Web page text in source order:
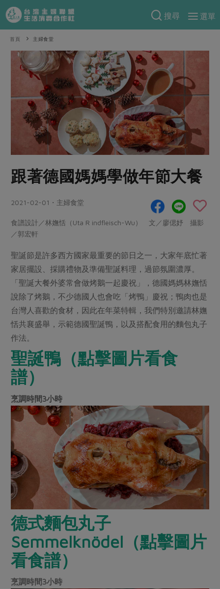
搜尋
選單
產品分類
當季蔬果
一籃菜 當令水果
蕈菇類
辛香料類
奶蛋豆・五穀
蛋 乳製品
豆製品 米麵雜糧
肉品・水產
畜產肉類 水產
水畜加工品
調理食材・點心
調味醬料/南北貨 烘焙
休閒零嘴 沖泡飲品
保健食品
居家好物
美妝保養
家庭清潔
日用品 圖書禮品
防災用品
最新產品
優惠專區
素食專區
樂齡友善
食譜料理
米食
麵食
海鮮
常備菜
蛋料理
烘焙．點心
湯品．鍋物
漬物
涼拌沙拉
主題食譜
異國料理
年菜食譜
節慶大餐
高麗菜海鮮煎餅
特別企畫
預購活動
把最好的台灣味帶回家！
防災用品預購圓滿結束
更多預購活動
合作25-經典快閃最後一週
合作25-精選產品第四彈
合作25-精選產品第三彈
更多當季產品
議題活動
主婦聯盟X樂齡網特約優惠案
30%rPET紅烏龍茶
2024農業發展計畫年度報告
把最好的台灣味帶回家！
綠主張
觀點文章
主婦食堂 一籃菜真心話
社內大小事 合作聯合國
樂齡生活
廚房瑜伽
關注議題
減硝酸鹽 惜食
非基改運動 支持本土農糧
廢核運動 能源議題
減添加物 減塑減廢
公益金
更多議題
生活者e週報
綠主張月刊
典藏閱覽室
關於合作社
關於我們
自主把關
檢驗報告
硝酸鹽檢驗
社員權益
合作社法規
社務專區
最新消息
媒體報導
下載專區
地區活動
社務會議 地區活動
活動報下載
首頁 主婦食堂
跟著德國媽媽學做年節大餐
2021-02-01・主婦食堂
食譜設計／林嫵恬（Uta R indfleisch-Wu） 文／廖偲妤 攝影
／郭宏軒
聖誕節是許多西方國家最重要的節日之一，大家年底忙著
家居擺設、採購禮物及準備聖誕料理，過節氛圍濃厚。
「聖誕大餐外婆常會做烤鵝一起慶祝」，德國媽媽林嫵恬
說除了烤鵝，不少德國人也會吃「烤鴨」慶祝；鴨肉也是
台灣人喜歡的食材，因此在年菜特輯，我們特別邀請林嫵
恬共襄盛舉，示範德國聖誕鴨，以及搭配食用的麵包丸子
作法。
聖誕鴨（點擊圖片看食
譜）
烹調時間3小時
德式麵包丸子
Semmelknödel（點擊圖片
看食譜）
烹調時間3小時